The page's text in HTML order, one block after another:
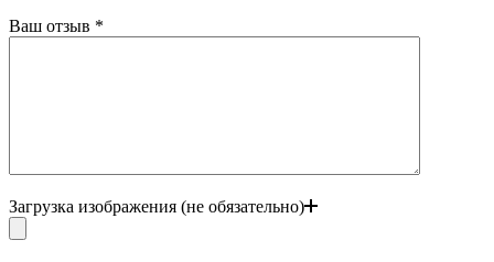
Ваш отзыв *
Загрузка изображения (не обязательно)